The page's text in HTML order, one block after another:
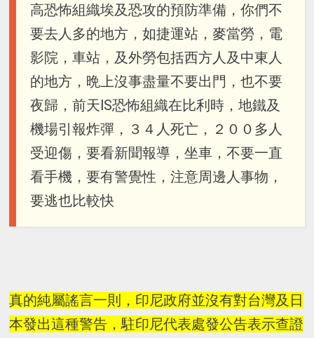
高恐怖組織埃及恐攻的預防準備，你們不
要去人多的地方，如捷運站，麥當勞，電
影院，車站，及外勞包括西方人及中東人
的地方，晩上沒事盡量不要出門，也不要
夜歸，前天lS恐怖組織在比利時，地鐵及
機場引報炸彈，３４人死亡，２００多人
受迎傷，要看新聞報導，坐車，不要一直
看手機，要有警覺性，注意周邊人事物，
要逃也比較快
真的純屬謠言一則，印尼政府並沒有對台灣及日
本發出這種警告，駐印尼代表處發公告表示查證